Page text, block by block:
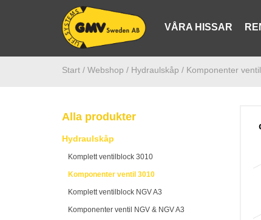
VÅRA HISSAR
Start / Webshop / Hydraulskåp / Komponenter
Alla produkter
Hydraulskåp
Komplett ventilblock 3010
Komponenter ventil 3010
Komplett ventilblock NGV A3
Komponenter ventil NGV & NGV A3